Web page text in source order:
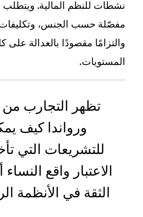
نشطات للنظم المالية. ويتطلب
مفصّلة حسب الجنس، وتكليفات
والتزامًا مقصودًا بالعدالة على كل
المستويات.
تظهر التجارب
وروانداكيف
للتشريعات التي
الاعتبار واقع النساء
الثقة في الأنظمة